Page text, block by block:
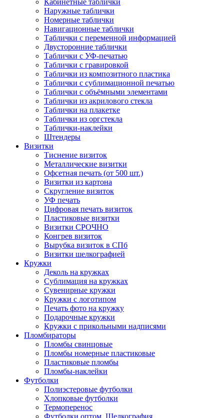
Кабинетные таблички
Наружные таблички
Номерные таблички
Навигационные таблички
Таблички с переменной информацией
Двусторонние таблички
Таблички с УФ-печатью
Таблички с гравировкой
Таблички из композитного пластика
Таблички с сублимационной печатью
Таблички с объёмными элементами
Таблички из акрилового стекла
Таблички на плакетке
Таблички из оргстекла
Таблички-наклейки
Штендеры
Визитки
Тиснение визиток
Металлические визитки
Офсетная печать (от 500 шт.)
Визитки из картона
Скругление визиток
УФ печать
Цифровая печать визиток
Пластиковые визитки
Визитки СРОЧНО
Конгрев визиток
Вырубка визиток в СПб
Визитки шелкографией
Кружки
Деколь на кружках
Сублимация на кружках
Сувенирные кружки
Кружки с логотипом
Печать фото на кружку
Подарочные кружки
Кружки с прикольными надписями
Пломбираторы
Пломбы свинцовые
Пломбы номерные пластиковые
Пластиковые пломбы
Пломбы-наклейки
Футболки
Полиэстеровые футболки
Хлопковые футболки
Термоперенос
Футболки оптом. Шелкография